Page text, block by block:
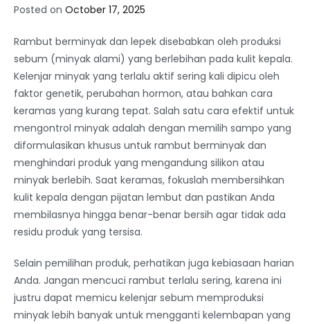
Posted on October 17, 2025
Rambut berminyak dan lepek disebabkan oleh produksi
sebum (minyak alami) yang berlebihan pada kulit kepala.
Kelenjar minyak yang terlalu aktif sering kali dipicu oleh
faktor genetik, perubahan hormon, atau bahkan cara
keramas yang kurang tepat. Salah satu cara efektif untuk
mengontrol minyak adalah dengan memilih sampo yang
diformulasikan khusus untuk rambut berminyak dan
menghindari produk yang mengandung silikon atau
minyak berlebih. Saat keramas, fokuslah membersihkan
kulit kepala dengan pijatan lembut dan pastikan Anda
membilasnya hingga benar-benar bersih agar tidak ada
residu produk yang tersisa.
Selain pemilihan produk, perhatikan juga kebiasaan harian
Anda. Jangan mencuci rambut terlalu sering, karena ini
justru dapat memicu kelenjar sebum memproduksi
minyak lebih banyak untuk mengganti kelembapan yang